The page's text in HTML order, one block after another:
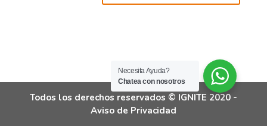
Todos los derechos reservados © IGNITE 2020 -
Aviso de Privacidad
Necesita Ayuda?
Chatea con nosotros